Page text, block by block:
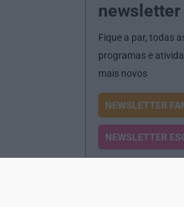
newsletter
Fique a par, todas
programas e
mais novos
NEWSLETTER
NEWSLETTER